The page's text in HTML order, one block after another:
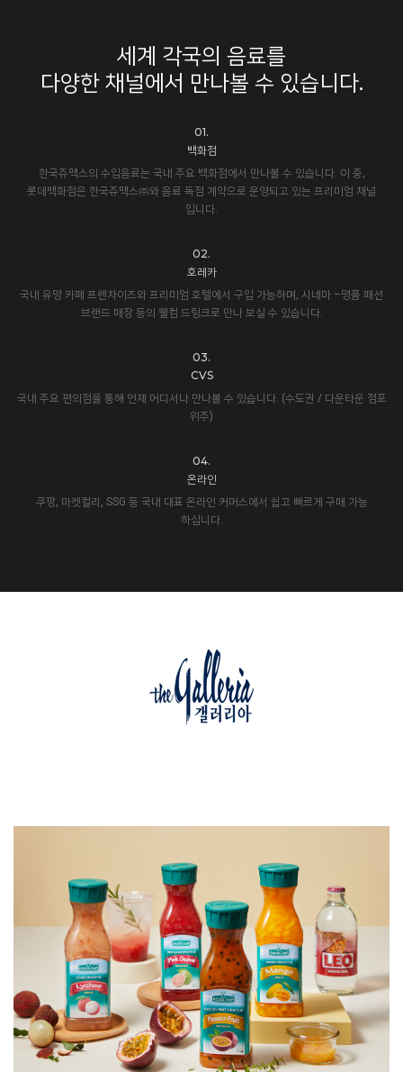
세계 각국의 음료를
다양한 채널에서 만나볼 수 있습니다.
01.
백화점
한국쥬맥스의 수입음료는 국내 주요 백화점에서 만나볼 수 있습니다. 이 중,
롯데백화점은 한국쥬맥스㈜와 음료 독점 계약으로 운영되고 있는 프리미엄 채널
입니다.
02.
호레카
국내 유명 카페 프렌차이즈와 프리미엄 호텔에서 구입 가능하며, 시네마 –명품 패션
브랜드 매장 등의 웰컴 드링크로 만나 보실 수 있습니다.
03.
CVS
국내 주요 편의점을 통해 언제 어디서나 만나볼 수 있습니다. (수도권 / 다운타운 점포
위주)
04.
온라인
쿠팡, 마켓컬리, SSG 등 국내 대표 온라인 커머스에서 쉽고 빠르게 구매 가능
하십니다.